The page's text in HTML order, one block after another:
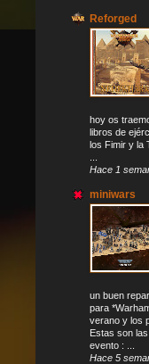
Reforged
hoy os
libros de
los Fimir y la
Hace 1
miniwars
un buen
para
verano y los
Estas son
evento : ...
Hace 5